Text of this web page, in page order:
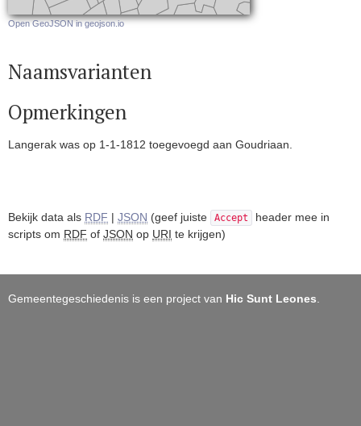
Open GeoJSON in geojson.io
Naamsvarianten
Opmerkingen
Langerak was op 1-1-1812 toegevoegd aan Goudriaan.
Bekijk data als RDF | JSON (geef juiste Accept
header mee in
scripts om RDF of JSON op URI te krijgen)
Gemeentegeschiedenis is een project van Hic Sunt Leones